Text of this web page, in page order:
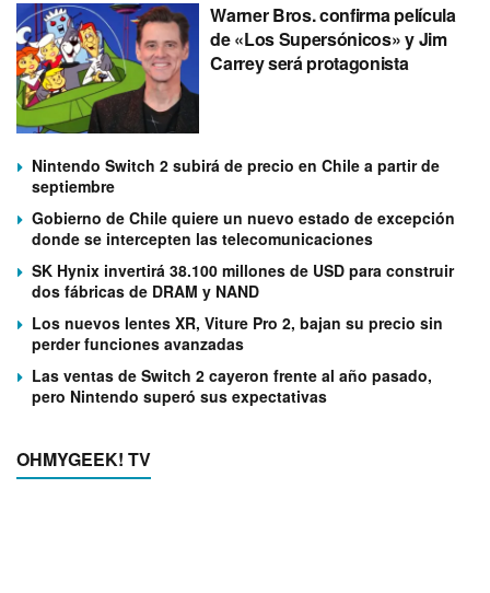
Warner Bros. confirma película
de «Los Supersónicos» y Jim
Carrey será protagonista
Nintendo Switch 2 subirá de precio en Chile a partir de
septiembre
Gobierno de Chile quiere un nuevo estado de excepción
donde se intercepten las telecomunicaciones
SK Hynix invertirá 38.100 millones de USD para construir
dos fábricas de DRAM y NAND
Los nuevos lentes XR, Viture Pro 2, bajan su precio sin
perder funciones avanzadas
Las ventas de Switch 2 cayeron frente al año pasado,
pero Nintendo superó sus expectativas
OHMYGEEK! TV